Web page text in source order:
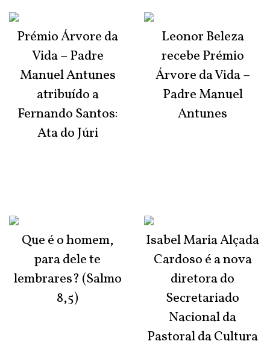
Prémio Árvore da
Vida – Padre
Manuel Antunes
atribuído a
Fernando Santos:
Ata do Júri
Que é o homem,
para dele te
lembrares? (Salmo
8,5)
Leonor Beleza
recebe Prémio
Árvore da Vida –
Padre Manuel
Antunes
Isabel Maria Alçada
Cardoso é a nova
diretora do
Secretariado
Nacional da
Pastoral da Cultura